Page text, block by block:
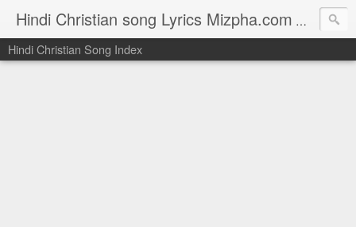
Hindi Christian song Lyrics Mizpha.com Hindi
Hindi Christian Song Index